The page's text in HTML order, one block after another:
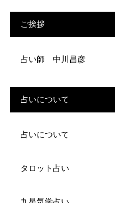
ご挨拶
占い師 中川昌彦
占いについて
占いについて
タロット占い